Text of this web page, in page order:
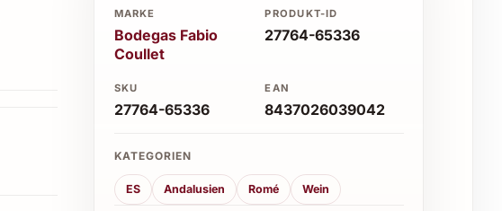
MARKE
Bodegas Fabio
Coullet
PRODUKT-ID
27764-65336
SKU
27764-65336
EAN
8437026039042
KATEGORIEN
ES Andalusien Romé Wein